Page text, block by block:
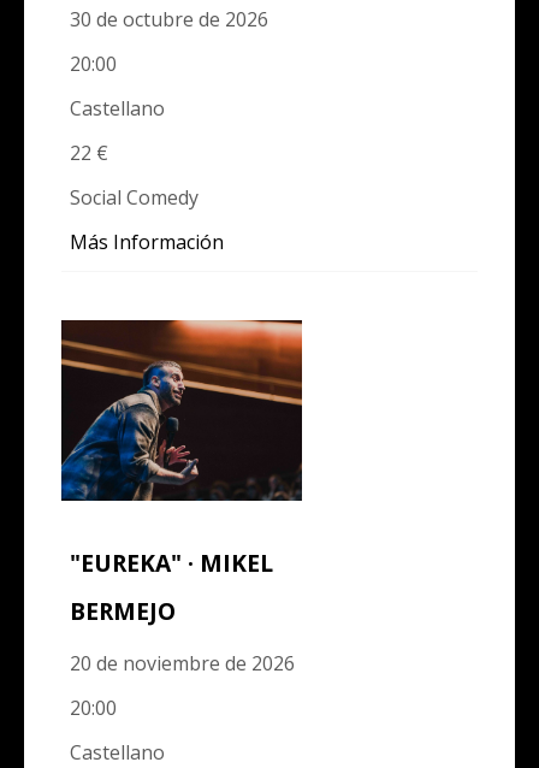
30 de octubre de 2026
20:00
Castellano
22 €
Social Comedy
Más Información
"EUREKA" · MIKEL
BERMEJO
20 de noviembre de 2026
20:00
Castellano